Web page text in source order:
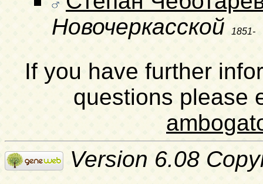
Новочеркасской
1851-
If you have further
questions please
Version 6.08